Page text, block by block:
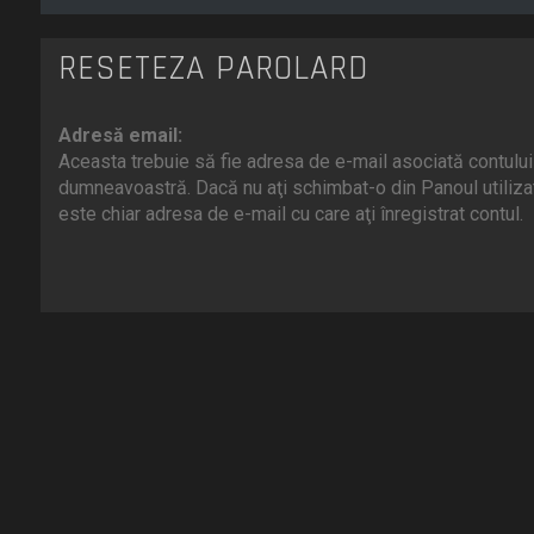
RESETEZĂ PAROLARD
Adresă email:
Aceasta trebuie să fie adresa de e-mail asociată contului
dumneavoastră. Dacă nu aţi schimbat-o din Panoul
este chiar adresa de e-mail cu care aţi înregistrat contul.